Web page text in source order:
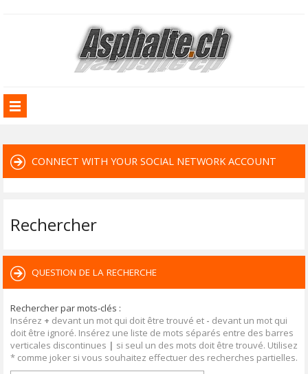
CONNECT WITH YOUR SOCIAL NETWORK ACCOUNT
Rechercher
QUESTION DE LA RECHERCHE
Rechercher par mots-clés :
Insérez + devant un mot qui doit être trouvé et - devant un mot qui
doit être ignoré. Insérez une liste de mots séparés entre des barres
verticales discontinues | si seul un des mots doit être trouvé. Utilisez
* comme joker si vous souhaitez effectuer des recherches partielles.